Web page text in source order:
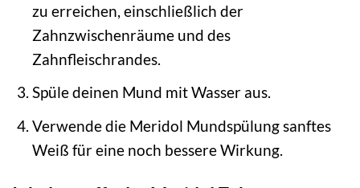
zu erreichen, einschließlich der
Zahnzwischenräume und des
Zahnfleischrandes.
Spüle deinen Mund mit Wasser aus.
Verwende die Meridol Mundspülung sanftes
Weiß für eine noch bessere Wirkung.